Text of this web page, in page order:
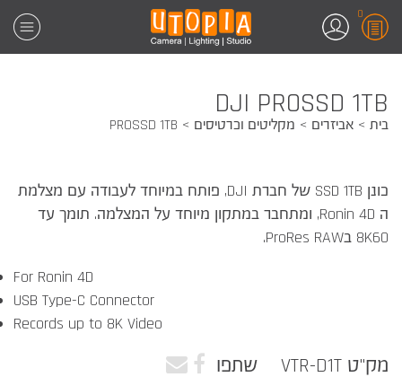
0
DJI PROSSD 1TB
בית אביזרים מקליטים וכרטיסים PROSSD 1TB
כונן SSD 1TB של חברת DJI, פותח במיוחד לעבודה עם מצלמת
ה Ronin 4D, ומתחבר במתקון מיוחד על המצלמה. תומך עד
8K60 בProRes RAW.
For Ronin 4D
USB Type-C Connector
Records up to 8K Video
מק"ט VTR-D1T שתפו